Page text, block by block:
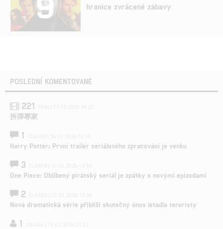
hranice zvrácené zábavy
POSLEDNÍ KOMENTOVANÉ
221
拆彈專家
1
Harry Potter: První trailer seriálového zpracování je venku
3
One Piece: Oblíbený pirátský seriál je zpátky s novými epizodami
2
Nová dramatická série přiblíží skutečný únos letadla teroristy
1